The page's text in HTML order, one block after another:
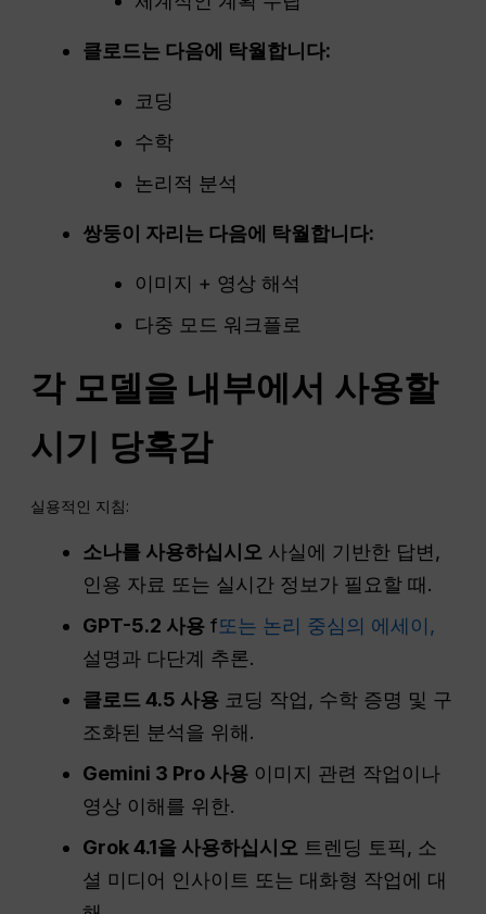
클로드는 다음에 탁월합니다:
코딩
수학
논리적 분석
쌍둥이 자리는 다음에 탁월합니다:
이미지 + 영상 해석
다중 모드 워크플로
각 모델을 내부에서 사용할
시기 당혹감
실용적인 지침:
소나를 사용하십시오 사실에 기반한 답변,
인용 자료 또는 실시간 정보가 필요할 때.
GPT-5.2 사용 f또는 논리 중심의 에세이,
설명과 다단계 추론.
클로드 4.5 사용 코딩 작업, 수학 증명 및 구
조화된 분석을 위해.
Gemini 3 Pro 사용 이미지 관련 작업이나
영상 이해를 위한.
Grok 4.1을 사용하십시오 트렌딩 토픽, 소
셜 미디어 인사이트 또는 대화형 작업에 대